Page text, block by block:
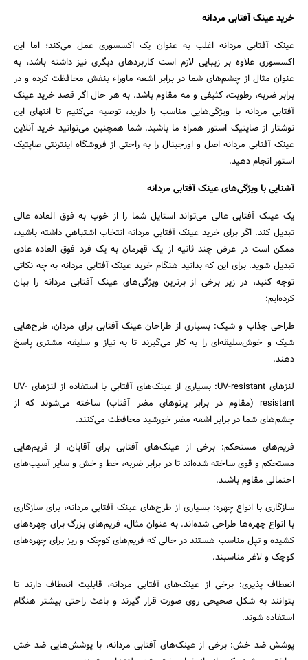
جستجو
خرید عینک آفتابی مردانه
عینک آفتابی مردانه اغلب به عنوان یک اکسسوری عمل می‌کند؛ اما این
اکسسوری علاوه بر زیبایی لازم است کاربردهای دیگری نیز داشته باشد، به
عنوان مثال از چشم‌های شما در برابر اشعه ماوراء بنفش محافظت کرده و در
برابر ضربه، رطوبت، کثیفی و مه مقاوم باشد. به هر حال اگر قصد خرید عینک
آفتابی مردانه با ویژگی‌هایی مناسب را دارید، توصیه می‌کنیم تا انتهای این
نوشتار از صاپتیک استور همراه ما باشید. شما همچنین می‌توانید خرید آنلاین
عینک آفتابی مردانه اصل و اورجینال را به راحتی از فروشگاه اینترنتی صاپتیک
استور انجام دهید.
آشنایی با ویژگی‌های عینک آفتابی مردانه
یک عینک آفتابی عالی می‌تواند استایل شما را از خوب به فوق العاده عالی
تبدیل کند. اگر برای خرید عینک آفتابی مردانه انتخاب اشتباهی داشته باشید،
ممکن است در عرض چند ثانیه از یک قهرمان به یک فرد فوق العاده عادی
تبدیل شوید. برای این که بدانید هنگام خرید عینک آفتابی مردانه به چه نکاتی
توجه کنید، در زیر برخی از برترین ویژگی‌های عینک آفتابی مردانه را بیان
کرده‌ایم:
طراحی جذاب و شیک: بسیاری از طراحان عینک آفتابی برای مردان، طرح‌هایی
شیک و خوش‌سلیقه‌ای را به کار می‌گیرند تا به نیاز و سلیقه مشتری پاسخ
دهند.
لنزهای UV-resistant: بسیاری از عینک‌های آفتابی با استفاده از لنزهای UV-
resistant (مقاوم در برابر پرتوهای مضر آفتاب) ساخته می‌شوند که از
چشم‌های شما در برابر اشعه مضر خورشید محافظت می‌کنند.
فریم‌های مستحکم: برخی از عینک‌های آفتابی برای آقایان، از فریم‌هایی
مستحکم و قوی ساخته شده‌اند تا در برابر ضربه، خط و خش و سایر آسیب‌های
احتمالی مقاوم باشند.
سازگاری با انواع چهره: بسیاری از طرح‌های عینک آفتابی مردانه، برای سازگاری
با انواع چهره‌ها طراحی شده‌اند. به عنوان مثال، فریم‌های بزرگ برای چهره‌های
کشیده و تپل مناسب هستند در حالی که فریم‌های کوچک و ریز برای چهره‌های
کوچک و لاغر مناسبند.
انعطاف پذیری: برخی از عینک‌های آفتابی مردانه، قابلیت انعطاف دارند تا
بتوانند به شکل صحیحی روی صورت قرار گیرند و باعث راحتی بیشتر هنگام
استفاده شوند.
پوشش ضد خش: برخی از عینک‌های آفتابی مردانه، با پوشش‌هایی ضد خش